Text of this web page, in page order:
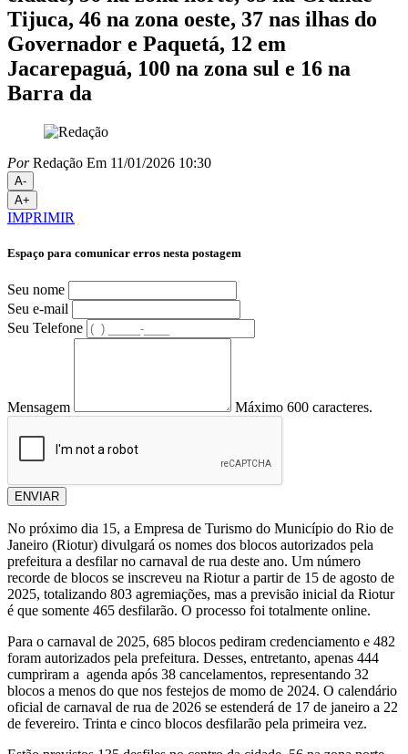
Tijuca, 46 na zona oeste, 37 nas ilhas do
Governador e Paquetá, 12 em
Jacarepaguá, 100 na zona sul e 16 na
Barra da
PorRedação Em 11/01/2026 10:30
A-
A+
IMPRIMIR
Espaço para comunicar erros nesta postagem
Seu nome
Seu e-mail
Seu Telefone
Mensagem Máximo 600 caracteres.
ENVIAR
No próximo dia 15, a Empresa de Turismo do Município do Rio de
Janeiro (Riotur) divulgará os nomes dos blocos autorizados pela
prefeitura a desfilar no carnaval de rua deste ano. Um número
recorde de blocos se inscreveu na Riotur a partir de 15 de agosto de
2025, totalizando 803 agremiações, mas a previsão inicial da Riotur
é que somente 465 desfilarão. O processo foi totalmente online.
Para o carnaval de 2025, 685 blocos pediram credenciamento e 482
foram autorizados pela prefeitura. Desses, entretanto, apenas 444
cumpriram a agenda após 38 cancelamentos, representando 32
blocos a menos do que nos festejos de momo de 2024. O calendário
oficial de carnaval de rua de 2026 se estenderá de 17 de janeiro a 22
de fevereiro. Trinta e cinco blocos desfilarão pela primeira vez.